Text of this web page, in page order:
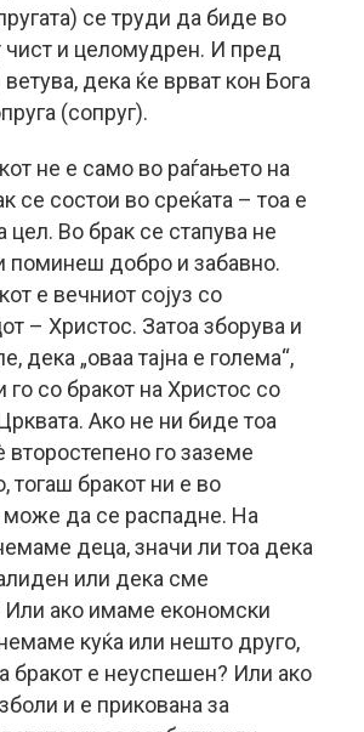
се труди да биде во
чист и целомудрен. И пред
ветува, дека ќе врват кон Бога
(сопруг).
не е само во раѓањето на
се состои во среќата – тоа е
цел. Во брак се стапува не
поминеш добро и забавно.
е вечниот сојуз со
– Христос. Затоа зборува и
дека „оваа тајна е голема“,
го со бракот на Христос со
Ако не ни биде тоа
второстепено го заземе
тогаш бракот ни е во
може да се распадне. На
деца, значи ли тоа дека
или дека сме
Или ако имаме економски
куќа или нешто друго,
бракот е неуспешен? Или ако
и е прикована за